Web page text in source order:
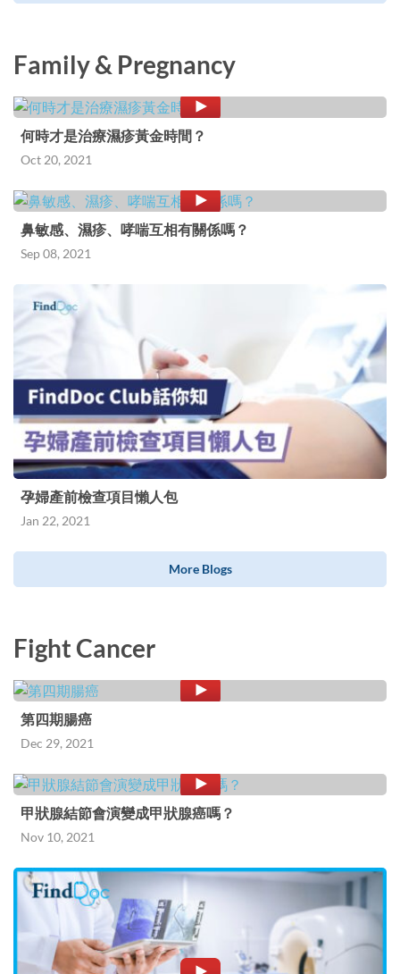
Family & Pregnancy
何時才是治療濕疹黃金時間？
Oct 20, 2021
鼻敏感、濕疹、哮喘互相有關係嗎？
Sep 08, 2021
孕婦產前檢查項目懶人包
Jan 22, 2021
More Blogs
Fight Cancer
第四期腸癌
Dec 29, 2021
甲狀腺結節會演變成甲狀腺癌嗎？
Nov 10, 2021